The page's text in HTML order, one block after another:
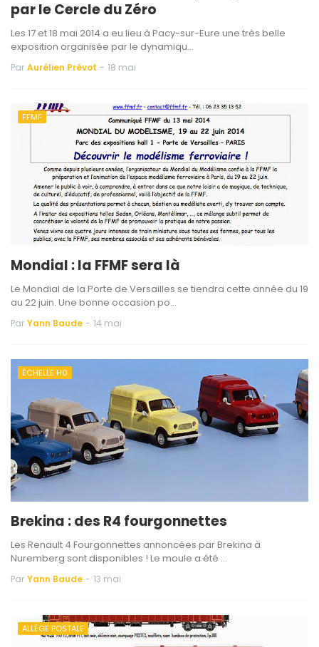
par le Cercle du Zéro
Les 17 et 18 mai 2014 a eu lieu à Pacy-sur-Eure une très belle
exposition organisée par le dynamiqu…
Par Aurélien Prévot - 18 mai
FFMF
Mondial : la FFMF sera là
Le Mondial de la Porte de Versailles se tiendra cette année du 19
au 22 juin. Une bonne occasion po…
Par Yann Baude - 14 mai
ÉCHELLE H0
Brekina : des R4 fourgonnettes
Les Renault 4 Fourgonnettes annoncées par Brekina à
Nuremberg sont disponibles ! Le moule a été …
Par Yann Baude - 13 mai
ALLÈGE POSTALE